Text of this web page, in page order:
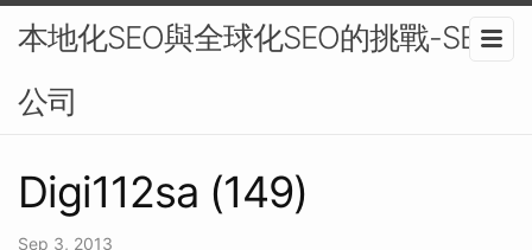
本地化SEO與全球化SEO的挑戰-SEO
公司
Digi112sa (149)
Sep 3, 2013